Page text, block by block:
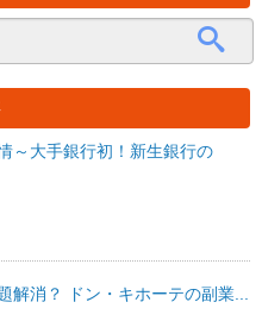
～大手銀行初！新生銀行の
解消？ ドン・キホーテの副業...